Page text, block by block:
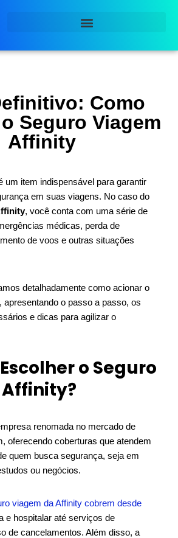
Como
Seguro Viagem
Affinity
um item indispensável para garantir
em suas viagens. No caso do
, você conta com uma série de
médicas, perda de
de voos e outras situações
detalhadamente como acionar o
apresentando o passo a passo, os
e dicas para agilizar o
o Seguro
renomada no mercado de
oferecendo coberturas que atendem
quem busca segurança, seja em
ou negócios.
viagem da Affinity cobrem desde
e hospitalar até serviços de
de cancelamentos. Além disso, a